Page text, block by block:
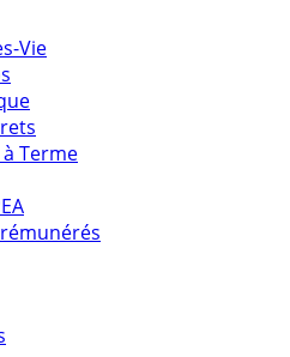
Vie
Terme